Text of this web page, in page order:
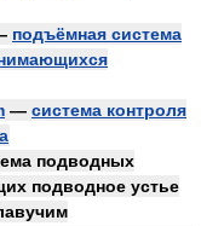
подъёмная система
— система контроля
подводных
подводное устье